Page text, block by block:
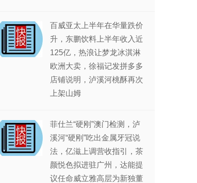
百威亚太上半年在华量跌价
升，东鹏饮料上半年收入近
125亿，热浪让梦龙冰淇淋
欧洲大卖，徐福记发拼多多
店铺说明，泸溪河桃酥再次
上架山姆
菲仕兰“硬刚”澳门检测，泸
溪河“硬刚”吃出金属牙冠说
法，亿滋上调营收指引，茶
颜悦色拟进驻广州，达能提
议任命威立雅高层为新独董